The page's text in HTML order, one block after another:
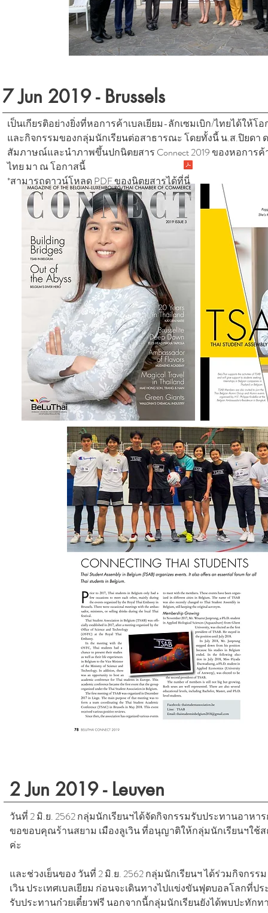
7 Jun 2019 - Brussels
เป็นเกียรติอย่างยิ่งที่หอการค้าเบลเยียม-ลักเซมเบิก/ไทยได้ให้
และกิจกรรมของกลุ่มนักเรียนต่อสาธารณะ โดยทั้งนี้ น.ส.ปิยดา
สัมภาษณ์และนำภาพขึ้นปกนิตยสาร Connect 2019 ของหอกา
ไทย มา ณ โอกาสนี้
*สามารถดาวน์โหลด PDF ของนิตยสารได้ที่นี่
2 Jun 2019 - Leuven
วันที่ 2 มิ.ย. 2562 กลุ่มนักเรียนฯได้จัดกิจกรรมรับประทานอาห
ขอขอบคุณร้านสยาม เมืองลูเวิน ที่อนุญาติให้กลุ่มนักเรียนฯใช้
ค่ะ
และช่วงเย็นของ วันที่ 2 มิ.ย. 2562 กลุ่มนักเรียนฯ ได้ร่วมกิจกร
เวิน ประเทศเบลเยียม ก่อนจะเดินทางไปแข่งขันฟุตบอลโลกที่ป
รับประทานก๋วยเตี๋ยวฟรี นอกจากนี้กลุ่มนักเรียนยังได้พบปะทัก